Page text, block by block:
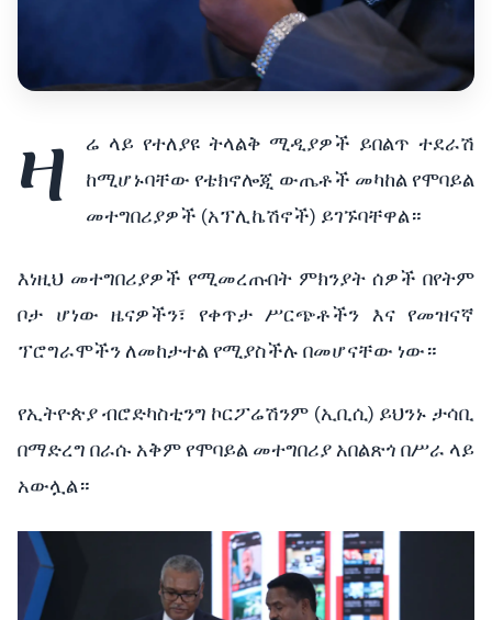
ዛ
ሬ ላይ የተለያዩ ትላልቅ ሚዲያዎች ይበልጥ ተደራሽ
ከሚሆኑባቸው የቴክኖሎጂ ውጤቶች መካከል የሞባይል
መተግበሪያዎች (አፕሊኬሽኖች) ይገኙባቸዋል።
እነዚህ መተግበሪያዎች የሚመረጡበት ምክንያት ሰዎች በየትም
ቦታ ሆነው ዜናዎችን፣ የቀጥታ ሥርጭቶችን እና የመዝናኛ
ፕሮግራሞችን ለመከታተል የሚያስችሉ በመሆናቸው ነው።
የኢትዮጵያ ብሮድካስቲንግ ኮርፖሬሽንም (ኢቢሲ) ይህንኑ ታሳቢ
በማድረግ በራሱ አቅም የሞባይል መተግበሪያ አበልጽጎ በሥራ ላይ
አውሏል።